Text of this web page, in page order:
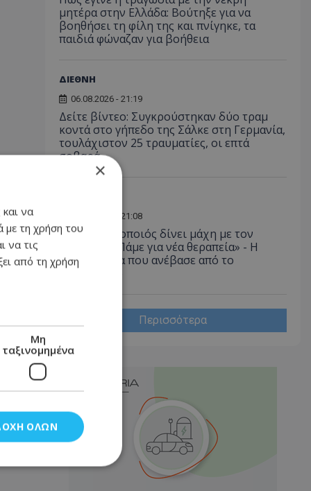
μητέρα στην Ελλάδα: Βούτηξε για να
βοηθήσει τη φίλη της και πνίγηκε, τα
παιδιά φώναζαν για βοήθεια
ΔΙΕΘΝΗ
06.08.2026 - 21:19
Δείτε βίντεο: Συγκρούστηκαν δύο τραμ
κοντά στο γήπεδο της Σάλκε στη Γερμανία,
τουλάχιστον 25 τραυματίες, οι επτά
σοβαρά
06.08.2026 - 21:08
Έλληνας ηθοποιός δίνει μάχη με τον
καρκίνο - «Πάμε για νέα θεραπεία» - Η
φωτογραφία που ανέβασε από το
νοσοκομείο
Περισσότερα
×
και να
με τη χρήση του
να τις
από τη χρήση
Μη
ταξινομημένα
ΌΛΩΝ